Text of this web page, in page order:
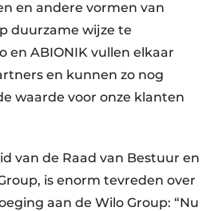
en andere vormen van
duurzame wijze te
en ABIONIK vullen elkaar
en kunnen zo nog
waarde voor onze klanten
van de Raad van Bestuur en
is enorm tevreden over
aan de Wilo Group: “Nu